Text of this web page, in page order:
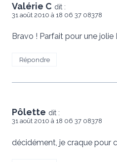
Valérie C dit :
31 août 2010 à 18 06 37 08378
Bravo ! Parfait pour une jolie
Répondre
Pôlette dit :
31 août 2010 à 18 06 37 08378
décidément, je craque pour